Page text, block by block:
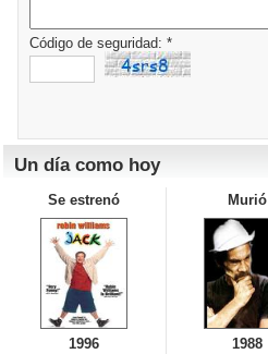
Código de seguridad: *
Un día como hoy
Se estrenó
1996
Murió
1988